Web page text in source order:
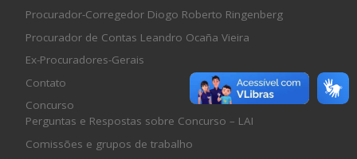
Procurador-Corregedor Diogo Roberto Ringenberg
Procurador de Contas Leandro Ocaña Vieira
Ex-Procuradores-Gerais
Contato
Concurso
Perguntas e Respostas sobre Concurso – LAI
Comissões e grupos de trabalho